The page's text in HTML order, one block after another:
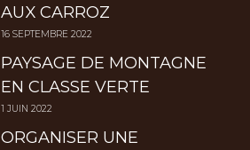
AUX CARROZ
16 SEPTEMBRE 2022
PAYSAGE DE MONTAGNE
EN CLASSE VERTE
1 JUIN 2022
ORGANISER UNE